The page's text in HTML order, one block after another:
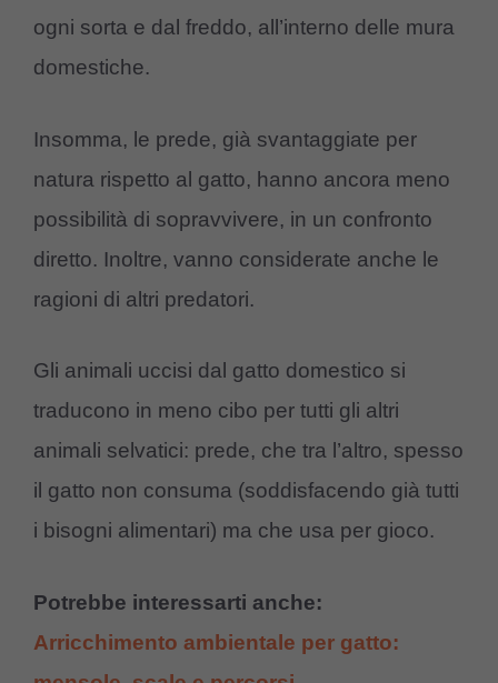
ogni sorta e dal freddo, all’interno delle mura
domestiche.
Insomma, le prede, già svantaggiate per
natura rispetto al gatto, hanno ancora meno
possibilità di sopravvivere, in un confronto
diretto. Inoltre, vanno considerate anche le
ragioni di altri predatori.
Gli animali uccisi dal gatto domestico si
traducono in meno cibo per tutti gli altri
animali selvatici: prede, che tra l’altro, spesso
il gatto non consuma (soddisfacendo già tutti
i bisogni alimentari) ma che usa per gioco.
Potrebbe interessarti anche:
Arricchimento ambientale per gatto: